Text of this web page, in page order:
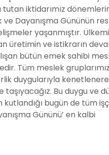
iktidarımız
Dayanışma Gününün
yaşanmıştır.
üretimin ve istikrarın
bütün emek sahibi
Tüm meslek
duygularıyla
Bu duygu ve
kutlandığı bugün de tüm
Gününü’ en kalbi